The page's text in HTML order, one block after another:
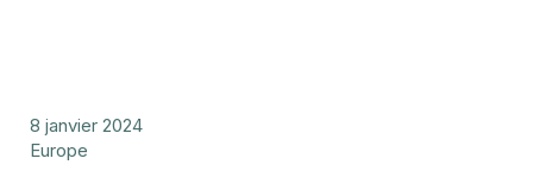
8 janvier 2024
Europe